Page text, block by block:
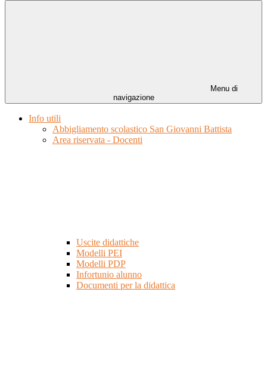
Menu di
navigazione
Info utili
Abbigliamento scolastico San Giovanni Battista
Area riservata - Docenti
Uscite didattiche
Modelli PEI
Modelli PDP
Infortunio alunno
Documenti per la didattica